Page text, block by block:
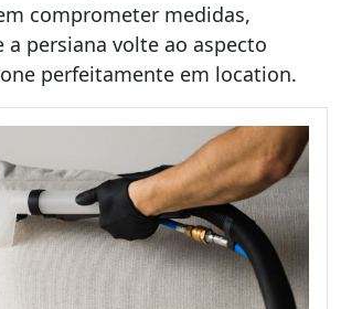
comprometer medidas,
persiana volte ao aspecto
perfeitamente em location.